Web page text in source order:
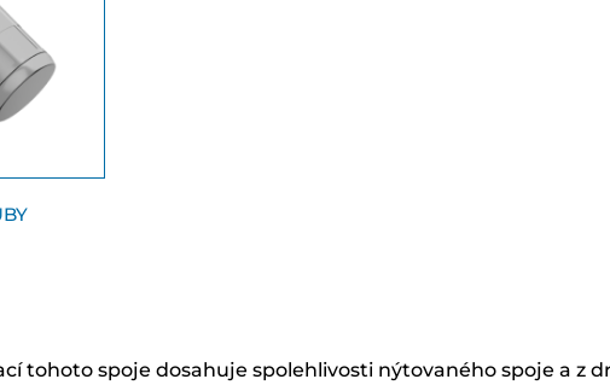
tohoto spoje dosahuje spolehlivosti nýtovaného spoje a z